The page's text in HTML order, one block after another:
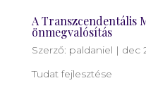
A Transzcendentális
önmegvalósítás
Szerző: paldaniel | dec
Tudat fejlesztése